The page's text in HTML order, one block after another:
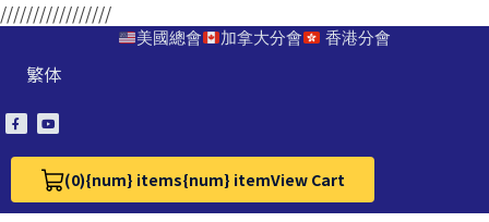
/////////////////
美國總會 加拿大分會 香港分會
繁体
(0)
View Cart 0{num} items{num} itemView Cart